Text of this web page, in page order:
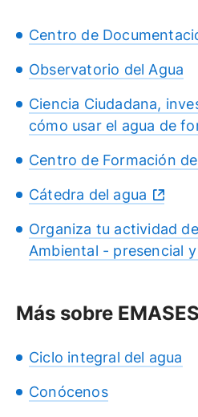
Centro de
Observatorio del Agua
Ciencia Ciudadana,
cómo usar el agua de
Centro de Formación
Cátedra del agua
Organiza tu actividad
Ambiental - presencial
Más sobre
Ciclo integral del agua
Conócenos